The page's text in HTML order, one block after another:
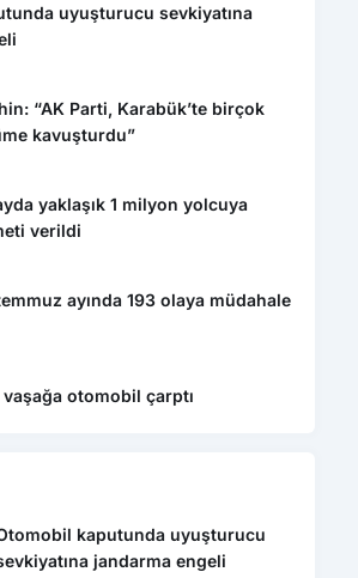
uyuşturucu sevkiyatına
“AK Parti, Karabük’te birçok
kavuşturdu”
yaklaşık 1 milyon yolcuya
verildi
ayında 193 olaya müdahale
otomobil çarptı
kaputunda uyuşturucu
jandarma engeli